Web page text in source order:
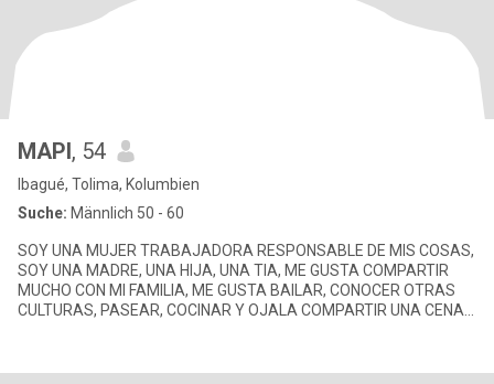
MAPI, 54
Ibagué, Tolima, Kolumbien
Suche: Männlich 50 - 60
SOY UNA MUJER TRABAJADORA RESPONSABLE DE MIS COSAS,
SOY UNA MADRE, UNA HIJA, UNA TIA, ME GUSTA COMPARTIR
MUCHO CON MI FAMILIA, ME GUSTA BAILAR, CONOCER OTRAS
CULTURAS, PASEAR, COCINAR Y OJALA COMPARTIR UNA CENA